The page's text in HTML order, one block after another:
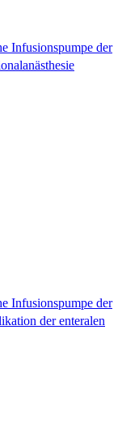
Infusionspumpe der
Infusionspumpe der
der enteralen